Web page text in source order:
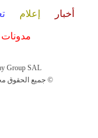
أخبار إعلام
مدونات
Group SAL
جميع الحقوق محفوظة لمجموعة العرب اليوم الاعلامية 2025 ©